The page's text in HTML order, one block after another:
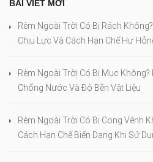
BÀI VIẾT MỚI
Rèm Ngoài Trời Có Bị Rách
Chịu Lực Và Cách Hạn Chế Hư
Rèm Ngoài Trời Có Bị Mục
Chống Nước Và Độ Bền Vật Liệu
Rèm Ngoài Trời Có Bị Cong Vênh
Cách Hạn Chế Biến Dạng Khi Sử